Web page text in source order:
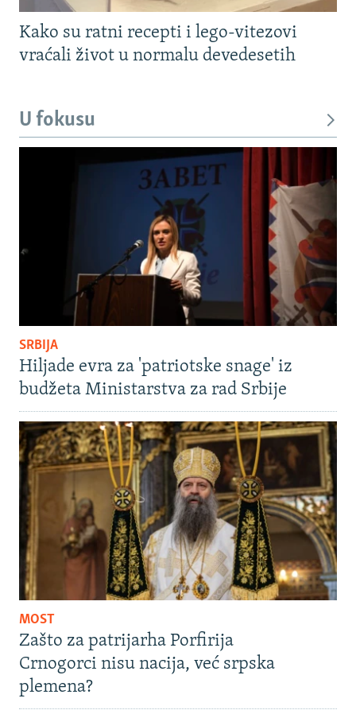
Kako su ratni recepti i lego-vitezovi
vraćali život u normalu devedesetih
U fokusu
SRBIJA
Hiljade evra za 'patriotske snage' iz
budžeta Ministarstva za rad Srbije
MOST
Zašto za patrijarha Porfirija
Crnogorci nisu nacija, već srpska
plemena?